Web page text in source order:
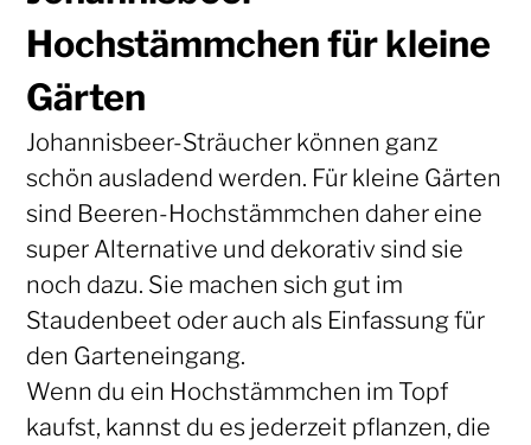
Hochstämmchen für kleine
Gärten
Johannisbeer-Sträucher können ganz
schön ausladend werden. Für kleine Gärten
sind Beeren-Hochstämmchen daher eine
super Alternative und dekorativ sind sie
noch dazu. Sie machen sich gut im
Staudenbeet oder auch als Einfassung für
den Garteneingang.
Wenn du ein Hochstämmchen im Topf
kaufst, kannst du es jederzeit pflanzen, die